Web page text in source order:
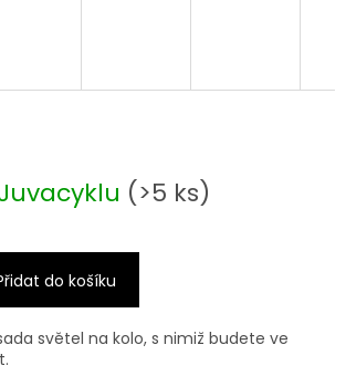
(>5 ks)
do košíku
světel na kolo, s nimiž budete ve